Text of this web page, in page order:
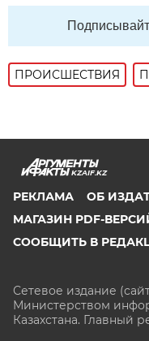
ПРОИСШЕСТВИЯ
KZAIF.KZ
РЕКЛАМА
ОБ
МАГАЗИН PDF-
СООБЩИТЬ В
Сетевое издание
Министерством
Казахстана. Главный